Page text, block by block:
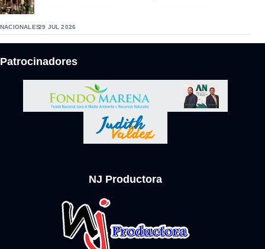
NACIONALES29 JUL 2026
Patrocinadores
NJ Productora